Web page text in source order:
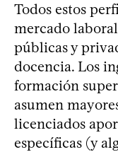
Todos estos
mercado
públicas y
docencia. Los
formación
asumen
licenciados
específicas (y